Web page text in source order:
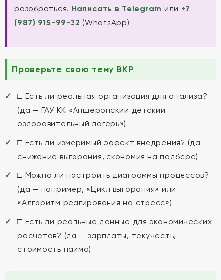
разобраться. Написать в Telegram или +7
(987) 915-99-32 (WhatsApp)
Проверьте свою тему ВКР
□ Есть ли реальная организация для анализа?
(да — ГАУ КК «Апшеронский детский
оздоровительный лагерь»)
□ Есть ли измеримый эффект внедрения? (да —
снижение выгорания, экономия на подборе)
□ Можно ли построить диаграммы процессов?
(да — например, «Цикл выгорания» или
«Алгоритм реагирования на стресс»)
□ Есть ли реальные данные для экономических
расчетов? (да — зарплаты, текучесть,
стоимость найма)